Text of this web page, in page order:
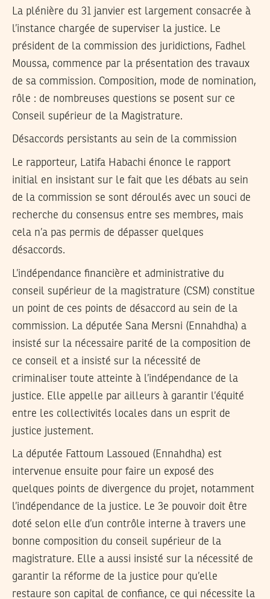
La plénière du 31 janvier est largement consacrée à
l’instance chargée de superviser la justice. Le
président de la commission des juridictions, Fadhel
Moussa, commence par la présentation des travaux
de sa commission. Composition, mode de nomination,
rôle : de nombreuses questions se posent sur ce
Conseil supérieur de la Magistrature.
Désaccords persistants au sein de la commission
Le rapporteur, Latifa Habachi énonce le rapport
initial en insistant sur le fait que les débats au sein
de la commission se sont déroulés avec un souci de
recherche du consensus entre ses membres, mais
cela n’a pas permis de dépasser quelques
désaccords.
L’indépendance financière et administrative du
conseil supérieur de la magistrature (CSM) constitue
un point de ces points de désaccord au sein de la
commission. La députée Sana Mersni (Ennahdha) a
insisté sur la nécessaire parité de la composition de
ce conseil et a insisté sur la nécessité de
criminaliser toute atteinte à l’indépendance de la
justice. Elle appelle par ailleurs à garantir l’équité
entre les collectivités locales dans un esprit de
justice justement.
La députée Fattoum Lassoued (Ennahdha) est
intervenue ensuite pour faire un exposé des
quelques points de divergence du projet, notamment
l’indépendance de la justice. Le 3e pouvoir doit être
doté selon elle d’un contrôle interne à travers une
bonne composition du conseil supérieur de la
magistrature. Elle a aussi insisté sur la nécessité de
garantir la réforme de la justice pour qu’elle
restaure son capital de confiance, ce qui nécessite la